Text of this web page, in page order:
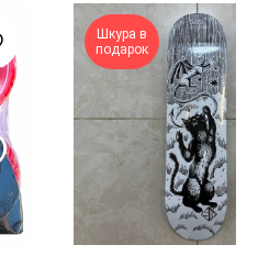
Шкура в
подарок